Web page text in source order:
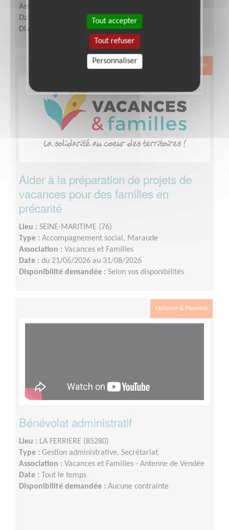
Association :
Date :
Disponibilité demandée :Selon vos disponibilités
Exclusion & Pauvreté
Aider à la préparation de projets de
vacances pour des familles en
précarité
Lieu : SEINE-MARITIME (76)
Type : Accompagnement social, Maraude
Association : Vacances et Familles
Date : du 21/06/2026 au 31/08/2026
Disponibilité demandée : Selon vos disponibilités
Exclusion & Pauvreté
Bénévolat administratif
Lieu : LA FERRIERE (85280)
Type : Gestion administrative, Secrétariat
Association : Vacances et Familles - Antenne de Vendée
Date : Tout le temps
Disponibilité demandée : Aucune contrainte
Tout accepter
Tout refuser
Personnaliser